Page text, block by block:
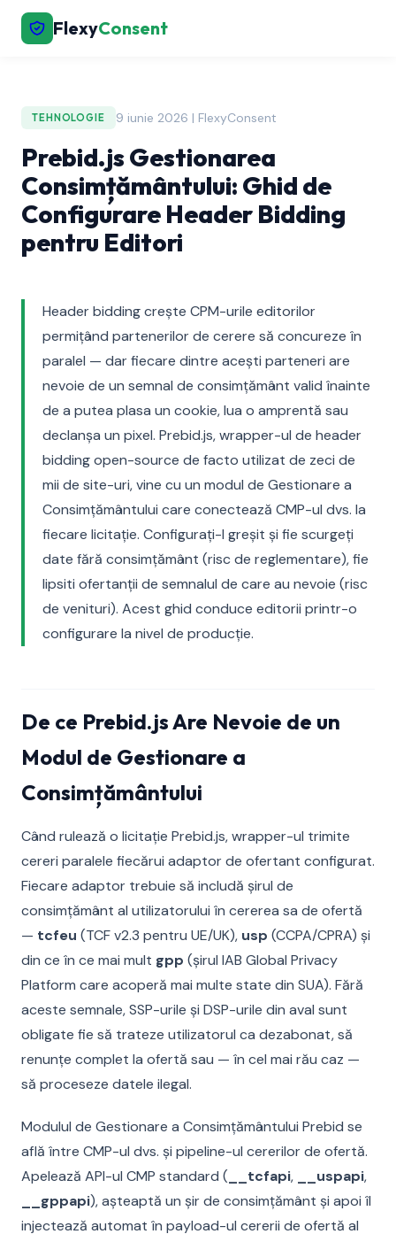
FlexyConsent
TEHNOLOGIE 9 iunie 2026 | FlexyConsent
Prebid.js Gestionarea
Consimțământului: Ghid de
Configurare Header Bidding
pentru Editori
Header bidding crește CPM-urile editorilor
permițând partenerilor de cerere să concureze în
paralel — dar fiecare dintre acești parteneri are
nevoie de un semnal de consimțământ valid înainte
de a putea plasa un cookie, lua o amprentă sau
declanșa un pixel. Prebid.js, wrapper-ul de header
bidding open-source de facto utilizat de zeci de
mii de site-uri, vine cu un modul de Gestionare a
Consimțământului care conectează CMP-ul dvs. la
fiecare licitație. Configurați-l greșit și fie scurgeți
date fără consimțământ (risc de reglementare), fie
lipsiti ofertanții de semnalul de care au nevoie (risc
de venituri). Acest ghid conduce editorii printr-o
configurare la nivel de producție.
De ce Prebid.js Are Nevoie de un
Modul de Gestionare a
Consimțământului
Când rulează o licitație Prebid.js, wrapper-ul trimite
cereri paralele fiecărui adaptor de ofertant configurat.
Fiecare adaptor trebuie să includă șirul de
consimțământ al utilizatorului în cererea sa de ofertă
— tcfeu (TCF v2.3 pentru UE/UK), usp (CCPA/CPRA) și
din ce în ce mai mult gpp (șirul IAB Global Privacy
Platform care acoperă mai multe state din SUA). Fără
aceste semnale, SSP-urile și DSP-urile din aval sunt
obligate fie să trateze utilizatorul ca dezabonat, să
renunțe complet la ofertă sau — în cel mai rău caz —
să proceseze datele ilegal.
Modulul de Gestionare a Consimțământului Prebid se
află între CMP-ul dvs. și pipeline-ul cererilor de ofertă.
Apelează API-ul CMP standard ( __tcfapi, __uspapi,
__gppapi), așteaptă un șir de consimțământ și apoi îl
injectează automat în payload-ul cererii de ofertă al